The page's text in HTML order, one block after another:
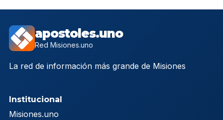
apostoles.uno
Red Misiones.uno
La red de información más grande de Misiones
Institucional
Misiones.uno